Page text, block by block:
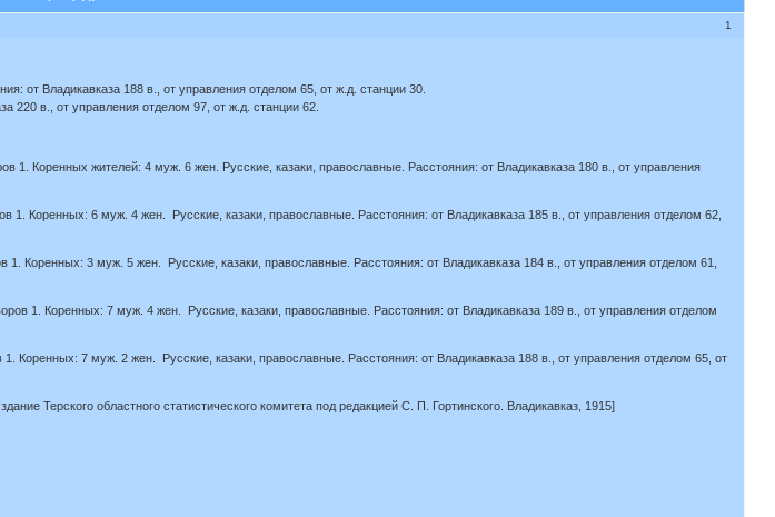
1
от Владикавказа 188 в., от управления отделом 65, от ж.д. станции 30.
220 в., от управления отделом 97, от ж.д. станции 62.
1. Коренных жителей: 4 муж. 6 жен. Русские, казаки, православные. Расстояния: от Владикавказа 180 в., от управления
1. Коренных: 6 муж. 4 жен. Русские, казаки, православные. Расстояния: от Владикавказа 185 в., от управления отделом 62,
Коренных: 3 муж. 5 жен. Русские, казаки, православные. Расстояния: от Владикавказа 184 в., от управления отделом 61,
1. Коренных: 7 муж. 4 жен. Русские, казаки, православные. Расстояния: от Владикавказа 189 в., от управления отделом
Коренных: 7 муж. 2 жен. Русские, казаки, православные. Расстояния: от Владикавказа 188 в., от управления отделом 65, от
Терского областного статистического комитета под редакцией С. П. Гортинского. Владикавказ, 1915]